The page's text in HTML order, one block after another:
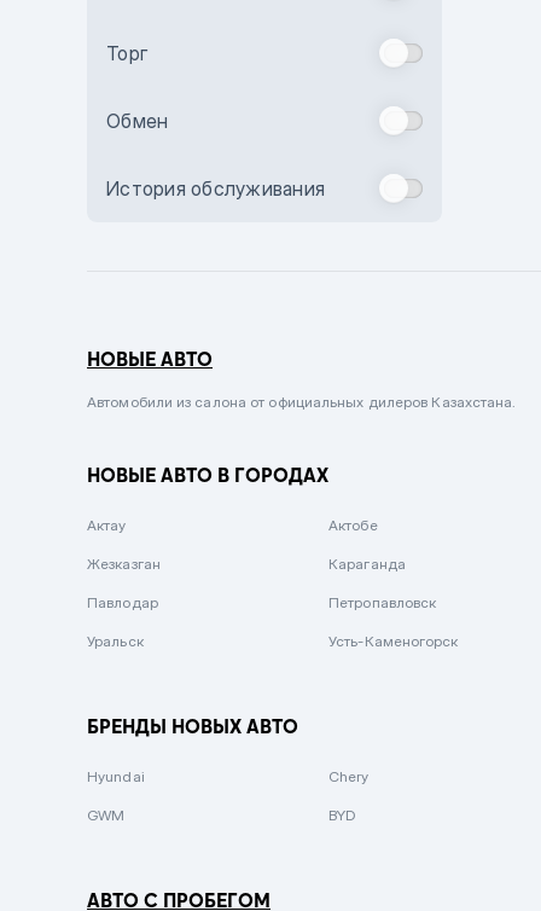
Бежевый
Комбинированный
Сиреневый металлик
Вишневый
Зеленый металлик
Торг
Обмен
История обслуживания
НОВЫЕ АВТО
Автомобили из салона от официальных дилеров Казахстана.
НОВЫЕ АВТО В ГОРОДАХ
Актау Актобе
Жезказган Караганда
Павлодар Петропавловск
Уральск Усть-Каменогорск
БРЕНДЫ НОВЫХ АВТО
Hyundai Chery
GWM BYD
АВТО С ПРОБЕГОМ